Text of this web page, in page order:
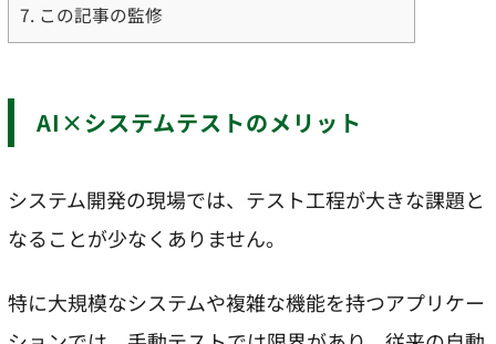
7. この記事の監修
AI×システムテストのメリット
システム開発の現場では、テスト工程が大きな課題と
なることが少なくありません。
特に大規模なシステムや複雑な機能を持つアプリケー